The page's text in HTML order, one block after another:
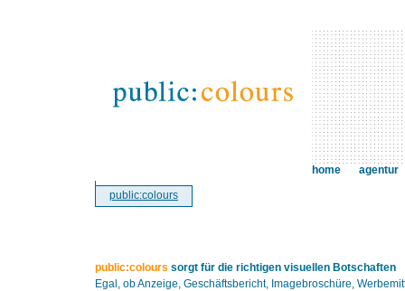
public:colours
home agentur
public:colours sorgt für die richtigen visuellen Botschaften
Egal, ob Anzeige, Geschäftsbericht, Imagebroschüre,